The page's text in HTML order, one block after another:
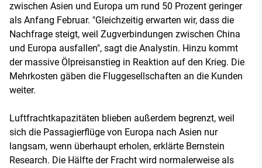
zwischen Asien und Europa um rund 50 Prozent geringer
als Anfang Februar. "Gleichzeitig erwarten wir, dass die
Nachfrage steigt, weil Zugverbindungen zwischen China
und Europa ausfallen", sagt die Analystin. Hinzu kommt
der massive Ölpreisanstieg in Reaktion auf den Krieg. Die
Mehrkosten gäben die Fluggesellschaften an die Kunden
weiter.
Luftfrachtkapazitäten blieben außerdem begrenzt, weil
sich die Passagierflüge von Europa nach Asien nur
langsam, wenn überhaupt erholen, erklärte Bernstein
Research. Die Hälfte der Fracht wird normalerweise als